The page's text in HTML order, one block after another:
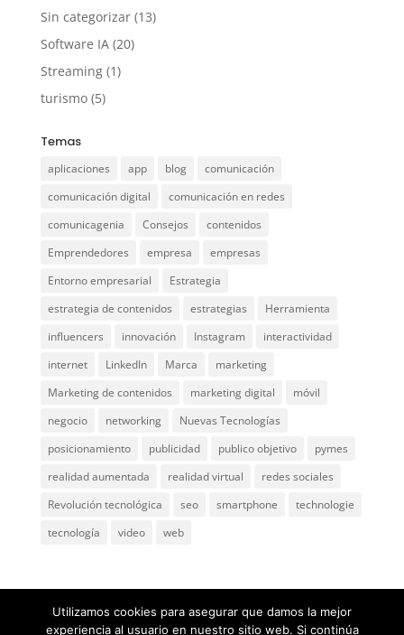
Sin categorizar(13)
Software IA(20)
Streaming(1)
turismo(5)
Temas
aplicaciones app blog
comunicación
comunicación digital
comunicación en redes
comunicagenia
Consejos
contenidos
Emprendedores
empresa
empresas
Entorno empresarial
Estrategia
estrategia de contenidos
estrategias
Herramienta
influencers
innovación Instagram
interactividad
internet
LinkedIn Marca
marketing
Marketing de contenidos
marketing digital
móvil
negocio
networking
Nuevas Tecnologías
posicionamiento
publicidad publico objetivo
pymes
realidad aumentada
realidad virtual
redes sociales
Revolución tecnológica
seo smartphone
technologie
tecnología
video web
Utilizamos cookies para asegurar que damos la mejor
experiencia al usuario en nuestro sitio web. Si continúa